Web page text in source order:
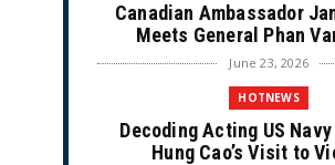
Canadian Ambassador
Meets General Phan
June 23, 2026
HOTNEWS
Decoding Acting US
Hung Cao’s Visit to